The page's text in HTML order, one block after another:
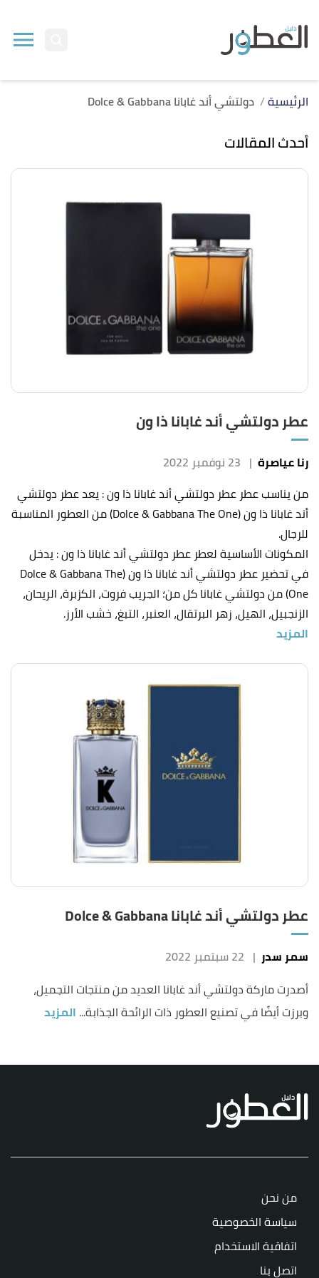
الرئيسية دولتشي أند غابانا Dolce & Gabbana
أحدث المقالات
عطر دولتشي أند غابانا ذا ون
رنا عياصرة | 23 نوفمبر 2022
من يناسب عطر عطر دولتشي أند غابانا ذا ون: يعد عطر دولتشي
أند غابانا ذا ون (Dolce & Gabbana The One) من العطور المناسبة
للرجال.
المكونات الأساسية لعطر عطر دولتشي أند غابانا ذا ون: يدخل
في تحضير عطر دولتشي أند غابانا ذا ون (Dolce & Gabbana The
One) من دولتشي غابانا كل من؛ الجريب فروت، الكزبرة، الريحان،
الزنجبيل، الهيل، زهر البرتقال، العنبر، التبغ، خشب الأرز.
المزيد
عطر دولتشي أند غابانا Dolce & Gabbana
سمر سدر | 22 سبتمبر 2022
أصدرت ماركة دولتشي أند غابانا العديد من منتجات التجميل،
وبرزت أيضًا في تصنيع العطور ذات الرائحة الجذابة... المزيد
من نحن
سياسة الخصوصية
اتفاقية الاستخدام
اتصل بنا